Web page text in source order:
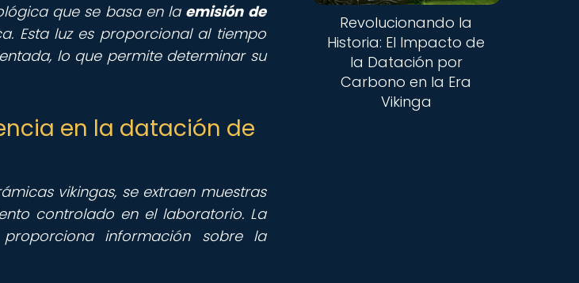
que se basa en la emisión de
Esta luz es proporcional al tiempo
lo que permite determinar su
en la datación de
vikingas, se extraen muestras
controlado en el laboratorio. La
información sobre la
Revolucionando la
Historia: El Impacto de
la Datación por
Carbono en la Era
Vikinga